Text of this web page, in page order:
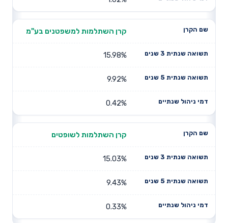
קרן השתלמות למשפטנים בע"מ
15.98%
9.92%
0.42%
קרן השתלמות לשופטים
15.03%
9.43%
0.33%